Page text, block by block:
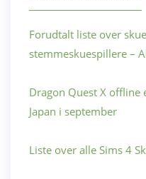
Forudtalt liste over
stemmeskuespillere –
Dragon Quest X offline
Japan i september
Liste over alle Sims 4